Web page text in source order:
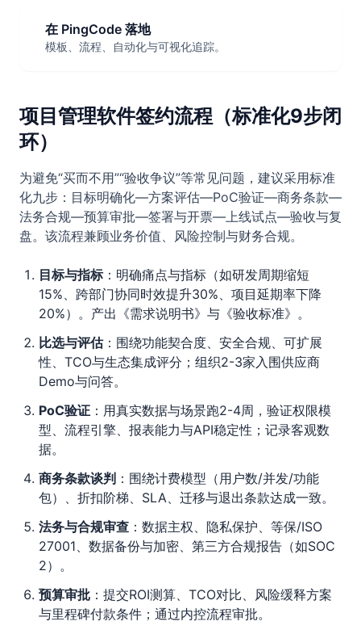
在 PingCode 落地
模板、流程、自动化与可视化追踪。
项目管理软件签约流程（标准化9步闭
环）
为避免“买而不用”“验收争议”等常见问题，建议采用标准
化九步：目标明确化—方案评估—PoC验证—商务条款—
法务合规—预算审批—签署与开票—上线试点—验收与复
盘。该流程兼顾业务价值、风险控制与财务合规。
目标与指标：明确痛点与指标（如研发周期缩短
15%、跨部门协同时效提升30%、项目延期率下降
20%）。产出《需求说明书》与《验收标准》。
比选与评估：围绕功能契合度、安全合规、可扩展
性、TCO与生态集成评分；组织2-3家入围供应商
Demo与问答。
PoC验证 ：用真实数据与场景跑2-4周，验证权限模
型、流程引擎、报表能力与API稳定性；记录客观数
据。
商务条款谈判 ：围绕计费模型（用户数/并发/功能
包）、折扣阶梯、SLA、迁移与退出条款达成一致。
法务与合规审查 ：数据主权、隐私保护、等保/ISO
27001、数据备份与加密、第三方合规报告（如SOC
2）。
预算审批 ：提交ROI测算、TCO对比、风险缓释方案
与里程碑付款条件；通过内控流程审批。